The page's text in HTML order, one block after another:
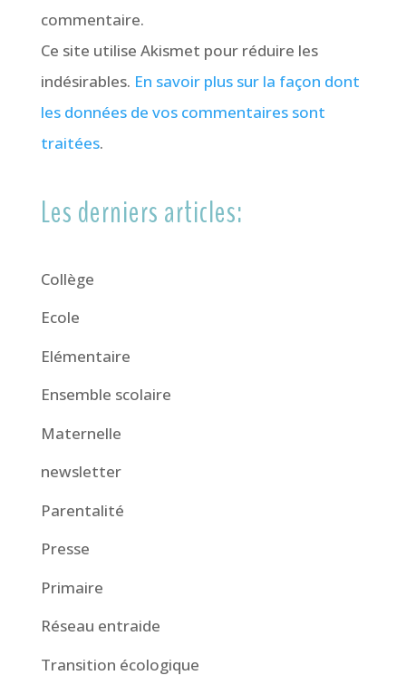
commentaire.
Ce site utilise Akismet pour réduire les
indésirables. En savoir plus sur la façon dont
les données de vos commentaires sont
traitées.
Les derniers articles:
Collège
Ecole
Elémentaire
Ensemble scolaire
Maternelle
newsletter
Parentalité
Presse
Primaire
Réseau entraide
Transition écologique